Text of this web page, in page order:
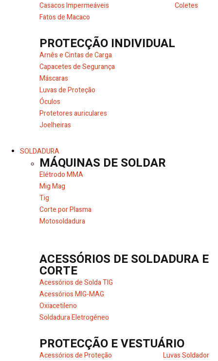
Casacos Impermeáveis
Coletes
Fatos de Macaco
PROTECÇÃO INDIVIDUAL
Arnês e Cintas de Carga
Capacetes de Segurança
Máscaras
Luvas de Proteção
Óculos
Protetores auriculares
Joelheiras
SOLDADURA
MÁQUINAS DE SOLDAR
Elétrodo MMA
Mig Mag
Tig
Corte por Plasma
Motosoldadura
ACESSÓRIOS DE SOLDADURA E
CORTE
Acessórios de Solda TIG
Acessórios MIG-MAG
Oxiacetileno
Soldadura Eletrogéneo
PROTECÇÃO E VESTUÁRIO
Acessórios de Proteção
Luvas Soldador